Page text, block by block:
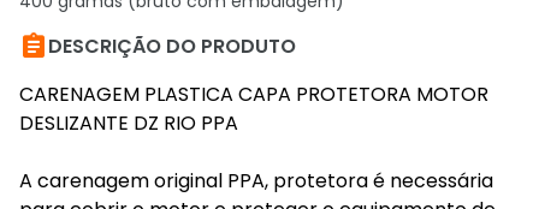
DESCRIÇÃO DO PRODUTO
CARENAGEM PLASTICA CAPA PROTETORA MOTOR
DESLIZANTE DZ RIO PPA
A carenagem original PPA, protetora é necessária